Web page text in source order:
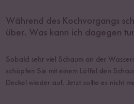
Während des Kochvorgangs
über. Was kann ich dagegen
Sobald sehr viel Schaum an der
schöpfen Sie mit einem Löffel den
Deckel wieder auf. Jetzt sollte es nicht